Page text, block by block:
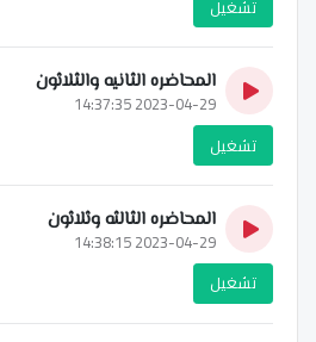
تشغيل
المحاضره الثانيه والثلاثون
2023-04-29 14:37:35
تشغيل
المحاضره الثالثه وثلاثون
2023-04-29 14:38:15
تشغيل